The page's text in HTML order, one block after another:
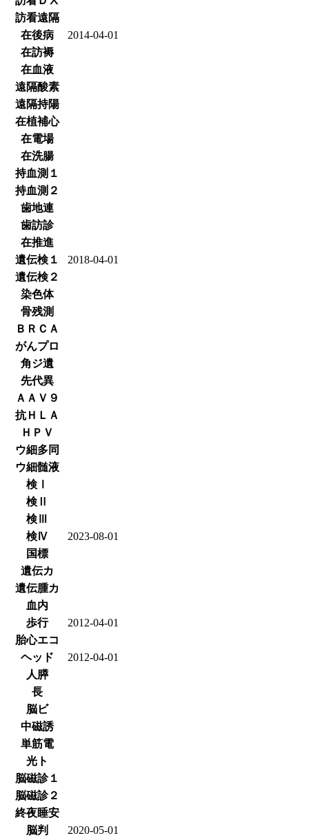
訪看遠隔
在後病
2014-04-01
在訪褥
在血液
遠隔酸素
遠隔持陽
在植補心
在電場
在洗腸
持血測１
持血測２
歯地連
歯訪診
在推進
遺伝検１
2018-04-01
遺伝検２
染色体
骨残測
ＢＲＣＡ
がんプロ
角ジ遺
先代異
ＡＡＶ９
抗ＨＬＡ
ＨＰＶ
ウ細多同
ウ細髄液
検Ⅰ
検Ⅱ
検Ⅲ
検Ⅳ
2023-08-01
国標
遺伝カ
遺伝腫カ
血内
歩行
2012-04-01
胎心エコ
ヘッド
2012-04-01
人膵
長
脳ビ
中磁誘
単筋電
光ト
脳磁診１
脳磁診２
終夜睡安
脳判
2020-05-01